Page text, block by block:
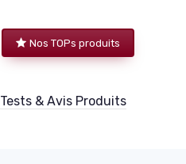
Nos TOPs produits
Tests & Avis Produits